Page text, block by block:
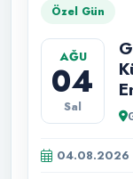
Özel Gün
AĞU
04
Sal
04.08.2026